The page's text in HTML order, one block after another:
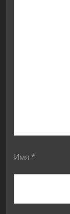
Имя *